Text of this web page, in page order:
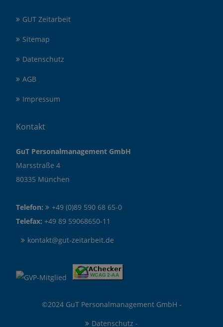
GUT Zeitarbeit
Sitemap
Datenschutz
AGB
Impressum
Kontakt
GuT Personalmanagement GmbH
Marsstraße 4
80335 München
Telefon:
+49 (0)89 590 68 65-0
Telefax: +49 89 59068650-11
kontakt@gut-zeitarbeit.de
©2024 GuT Personalmanagement GmbH -
Datenschutz -